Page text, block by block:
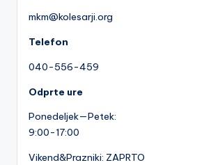
mkm@kolesarji.org
Telefon
040-556-459
Odprte ure
Ponedeljek—Petek:
9:00-17:00
Vikend&Prazniki: ZAPRTO